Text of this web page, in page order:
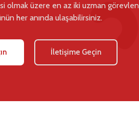
olmak üzere en az iki uzman
her anında ulaşabilirsiniz.
İletişime Geçin